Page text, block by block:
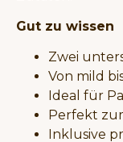
Gut zu wissen
Zwei
Von mild
Ideal für
Perfekt
Inklusive